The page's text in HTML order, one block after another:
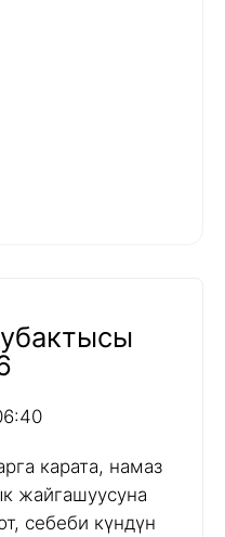
карата, намаз
жайгашуусуна
себеби күндүн